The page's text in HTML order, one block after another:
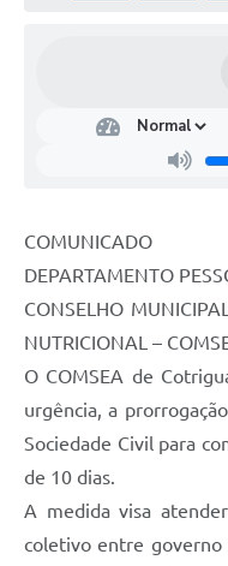
Editais
Links
Telefones Úteis
Jornal
Agenda
COMUNICADO
DEPARTAMENTO
CONSELHO
NUTRICIONAL –
O COMSEA de
urgência, a
Sociedade Civil para
de 10 dias.
A medida visa
coletivo entre governo